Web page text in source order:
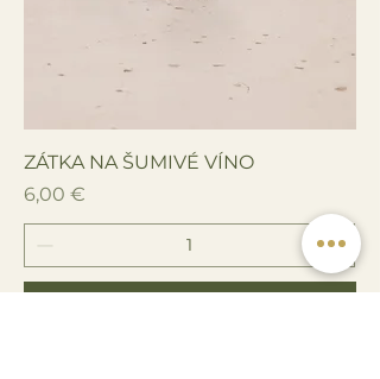
ZÁTKA NA ŠUMIVÉ VÍNO
Cena
6,00 €